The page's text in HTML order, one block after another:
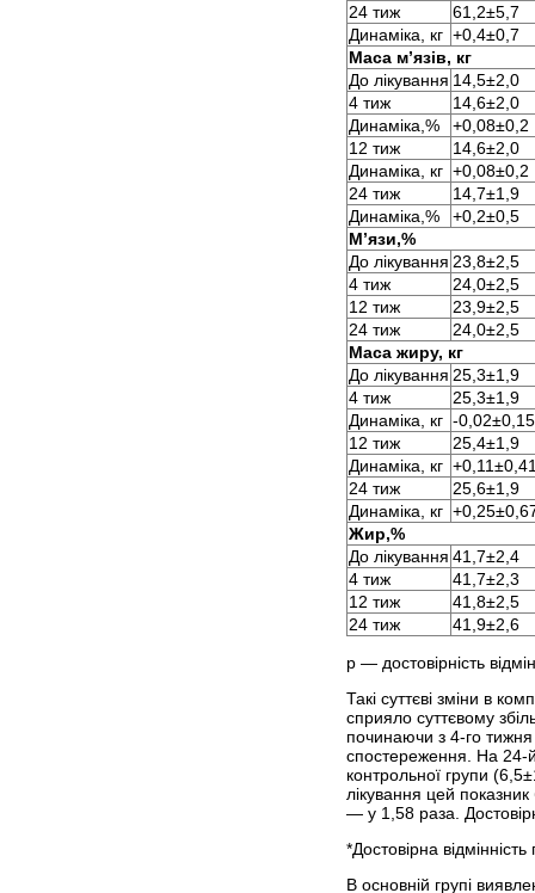
24 тиж
61,2±5,7
Динаміка, кг +0,4±0,7
Маса м’язів, кг
До лікування 14,5±2,0
4 тиж
14,6±2,0
Динаміка,%
+0,08±0,2
12 тиж
14,6±2,0
Динаміка, кг +0,08±0,2
24 тиж
14,7±1,9
Динаміка,%
+0,2±0,5
М’язи,%
До лікування 23,8±2,5
4 тиж
24,0±2,5
12 тиж
23,9±2,5
24 тиж
24,0±2,5
Маса жиру, кг
До лікування 25,3±1,9
4 тиж
25,3±1,9
Динаміка, кг -0,02±0,15
12 тиж
25,4±1,9
Динаміка, кг
24 тиж
25,6±1,9
Динаміка, кг
Жир,%
До лікування 41,7±2,4
4 тиж
41,7±2,3
12 тиж
41,8±2,5
24 тиж
41,9±2,6
р — достовірність
Такі суттєві зміни в
сприяло суттєвому
починаючи з 4-го тижня
спостереження. На 24-й
контрольної групи
лікування цей
— у 1,58 раза.
*Достовірна
В основній групі